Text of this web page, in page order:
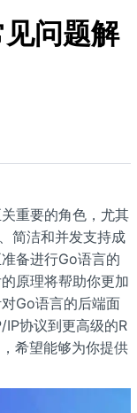
问题解
重要的角色，尤其
简洁和并发支持成
备进行Go语言的
原理将帮助你更加
Go语言的后端面
协议到更高级的R
希望能够为你提供